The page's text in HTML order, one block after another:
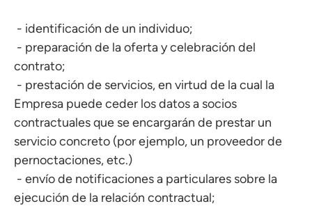
- identificación de un individuo;
- preparación de la oferta y celebración del
contrato;
- prestación de servicios, en virtud de la cual la
Empresa puede ceder los datos a socios
contractuales que se encargarán de prestar un
servicio concreto (por ejemplo, un proveedor de
pernoctaciones, etc.)
- envío de notificaciones a particulares sobre la
ejecución de la relación contractual;